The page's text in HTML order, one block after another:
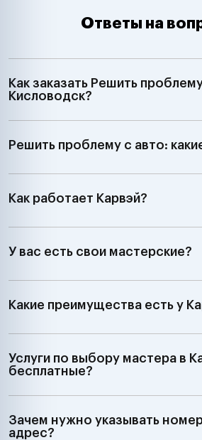
Ответы на
Как заказать Решить
Кисловодск?
Решить проблему с авто:
Как работает Карвэй?
У вас есть свои мастерские?
Какие преимущества есть у
Услуги по выбору мастера в
бесплатные?
Зачем нужно указывать
адрес?